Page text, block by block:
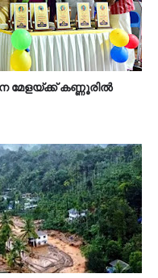
മേളയ്ക്ക് കണ്ണൂരിൽ